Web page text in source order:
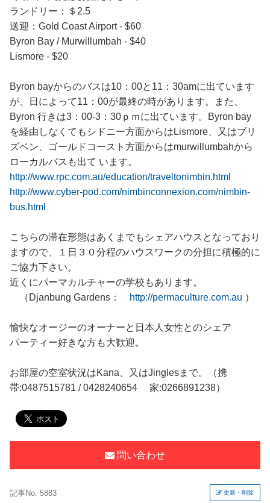
ランドリー：＄2.5
送迎：Gold Coast Airport - $60
Byron Bay / Murwillumbah - $40
Lismore - $20
Byron bayからのバスは10：00と11：30amに出ています
が、日によって11：00が最終の時があります。また、
Byron 行きは3：00-3：30ｐｍに出ています。Byron bay
を経由しなくてもシドニー方面からはLismore、又はブリ
ズベン、ゴールドコースト方面からはmurwillumbahから
ローカルバスも出て います。
http://www.rpc.com.au/education/traveltonimbin.html
http://www.cyber-pod.com/nimbinconnexion.com/nimbin-
bus.html
こちらの滞在形態はあくまでもシェアハウスとなっており
ますので、１日３０分程のハウスワークの分担に積極的に
ご協力下さい。
近くにパーマカルチャーの学校もあります。
（Djanbung Gardens：
http://permaculture.com.au ）
愉快なオージーのオーナーと日本人女性とのシェア
パーティー好きな方も大歓迎。
お部屋の空室状況はKana、又はJinglesまで。（携
帯:0487515781 / 0428240654 家:0266891238）
問い合わせ
記事No. 5883 更新・削除